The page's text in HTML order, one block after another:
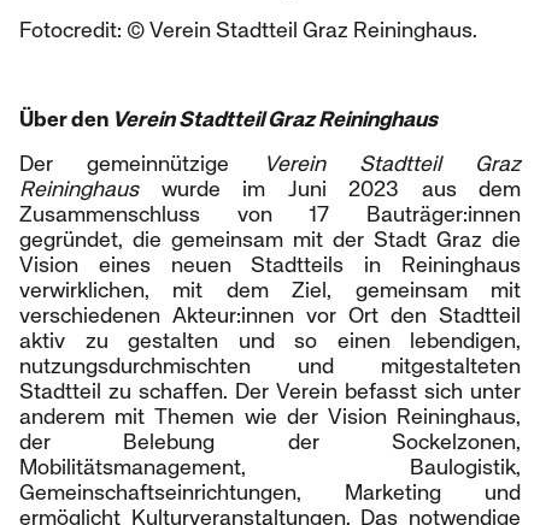
Fotocredit: © Verein Stadtteil Graz Reininghaus.
Über den Verein Stadtteil Graz Reininghaus
Der gemeinnützige
Verein Stadtteil Graz
Reininghauswurde im Juni 2023 aus dem
Zusammenschluss von 17 Bauträger:innen
gegründet, die gemeinsam mit der Stadt Graz die
Vision eines neuen Stadtteils in Reininghaus
verwirklichen, mit dem Ziel, gemeinsam mit
verschiedenen Akteur:innen vor Ort den Stadtteil
aktiv zu gestalten und so einen lebendigen,
nutzungsdurchmischten und mitgestalteten
Stadtteil zu schaffen. Der Verein befasst sich unter
anderem mit Themen wie der Vision Reininghaus,
der Belebung der Sockelzonen,
Mobilitätsmanagement, Baulogistik,
Gemeinschaftseinrichtungen, Marketing und
ermöglicht Kulturveranstaltungen. Das notwendige